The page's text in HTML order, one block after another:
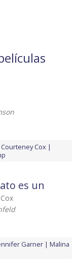
Courteney Cox
es un
Garner
Malina